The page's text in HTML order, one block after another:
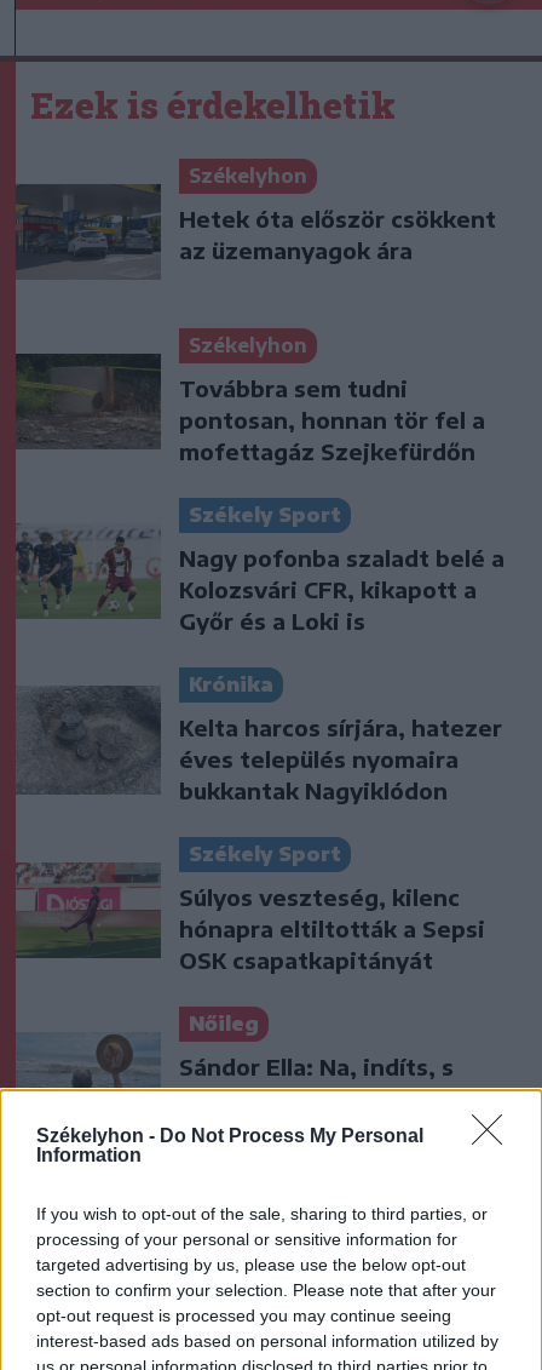
Székelyhon - Do Not Process My Personal
Information
If you wish to opt-out of the sale, sharing to third parties, or
processing of your personal or sensitive information for
targeted advertising by us, please use the below opt-out
section to confirm your selection. Please note that after your
opt-out request is processed you may continue seeing
interest-based ads based on personal information utilized by
Ezek is érdekelhetik
Székelyhon
Hetek óta először csökkent
az üzemanyagok ára
Székelyhon
Továbbra sem tudni
pontosan, honnan tör fel a
mofettagáz Szejkefürdőn
Székely Sport
Nagy pofonba szaladt belé a
Kolozsvári CFR, kikapott a
Győr és a Loki is
Krónika
Kelta harcos sírjára, hatezer
éves település nyomaira
bukkantak Nagyiklódon
Székely Sport
Súlyos veszteség, kilenc
hónapra eltiltották a Sepsi
OSK csapatkapitányát
Nőileg
Sándor Ella: Na, indíts, s
menjünk!
A rovat további cikkei